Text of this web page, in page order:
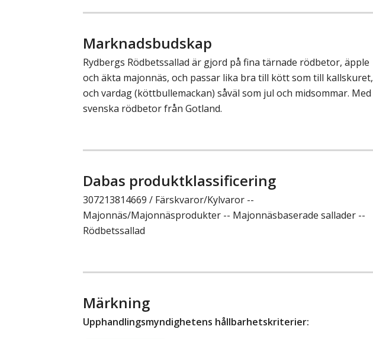
Marknadsbudskap
Rydbergs Rödbetssallad är gjord på fina tärnade rödbetor, äpple
och äkta majonnäs, och passar lika bra till kött som till kallskuret,
och vardag (köttbullemackan) såväl som jul och midsommar. Med
svenska rödbetor från Gotland.
Dabas produktklassificering
307213814669 / Färskvaror/Kylvaror --
Majonnäs/Majonnäsprodukter -- Majonnäsbaserade sallader --
Rödbetssallad
Märkning
Upphandlingsmyndighetens hållbarhetskriterier: